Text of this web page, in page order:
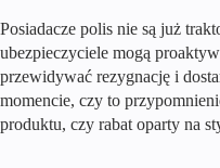
Posiadacze polis nie są już
ubezpieczyciele mogą
przewidywać rezygnację i
momencie, czy to
produktu, czy rabat oparty na